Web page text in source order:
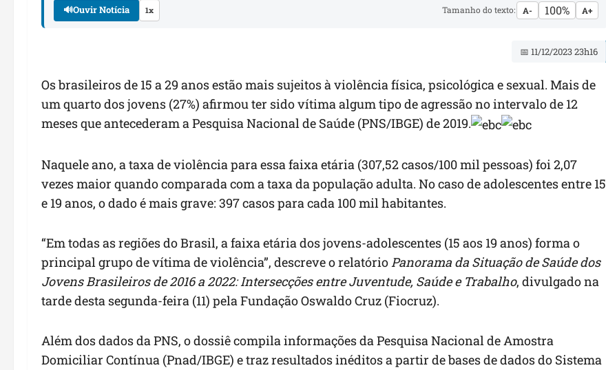
🔊Ouvir Notícia 1x Tamanho do texto: A- 100% A+
📅 11/12/2023 23h16
Os brasileiros de 15 a 29 anos estão mais sujeitos à violência física, psicológica e sexual. Mais de
um quarto dos jovens (27%) afirmou ter sido vítima algum tipo de agressão no intervalo de 12
meses que antecederam a Pesquisa Nacional de Saúde (PNS/IBGE) de 2019.
Naquele ano, a taxa de violência para essa faixa etária (307,52 casos/100 mil pessoas) foi 2,07
vezes maior quando comparada com a taxa da população adulta. No caso de adolescentes entre 15
e 19 anos, o dado é mais grave: 397 casos para cada 100 mil habitantes.
“Em todas as regiões do Brasil, a faixa etária dos jovens-adolescentes (15 aos 19 anos) forma o
principal grupo de vítima de violência”, descreve o relatórioPanorama da Situação de Saúde dos
Jovens Brasileiros de 2016 a 2022: Intersecções entre Juventude, Saúde e Trabalho, divulgado na
tarde desta segunda-feira (11) pela Fundação Oswaldo Cruz (Fiocruz).
Além dos dados da PNS, o dossiê compila informações da Pesquisa Nacional de Amostra
Domiciliar Contínua (Pnad/IBGE) e traz resultados inéditos a partir de bases de dados do Sistema